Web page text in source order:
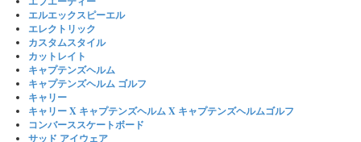
エルエックスピーエル
エレクトリック
カスタムスタイル
カットレイト
キャプテンズヘルム
キャプテンズヘルム ゴルフ
キャリー
キャリー X キャプテンズヘルム X キャプテンズヘルムゴルフ
コンバーススケートボード
サッド アイウェア